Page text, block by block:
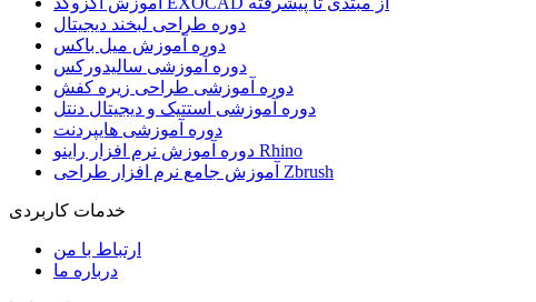
دوره طراحی لبخند دیجیتال
دوره آموزش میل باکس
دوره آموزشی سالیدورکس
دوره آموزشی طراحی زیره کفش
دوره آموزشی استتیک و دیجیتال دنتل
دوره آموزشی هایپردنت
دوره آموزش نرم افزار راینو Rhino
آموزش جامع نرم افزار طراحی Zbrush
خدمات کاربردی
ارتباط با من
درباره ما